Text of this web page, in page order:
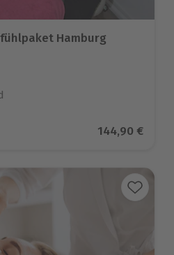
Hamburg
auf 5 BewertungenAktueller
144,90 €